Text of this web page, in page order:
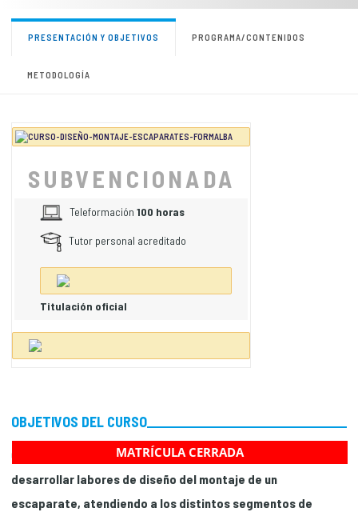
PRESENTACIÓN Y OBJETIVOS PROGRAMA/CONTENIDOS
METODOLOGÍA
OBJETIVOS DEL CURSO
Con la realización de esta acción formativaaprenderás a
desarrollar labores de diseño del montaje de un
escaparate, atendiendo a los distintos segmentos de
MATRÍCULA CERRADA
SUBVENCIONADA
Teleformación100 horas
Tutor personal acreditado
Titulación oficial